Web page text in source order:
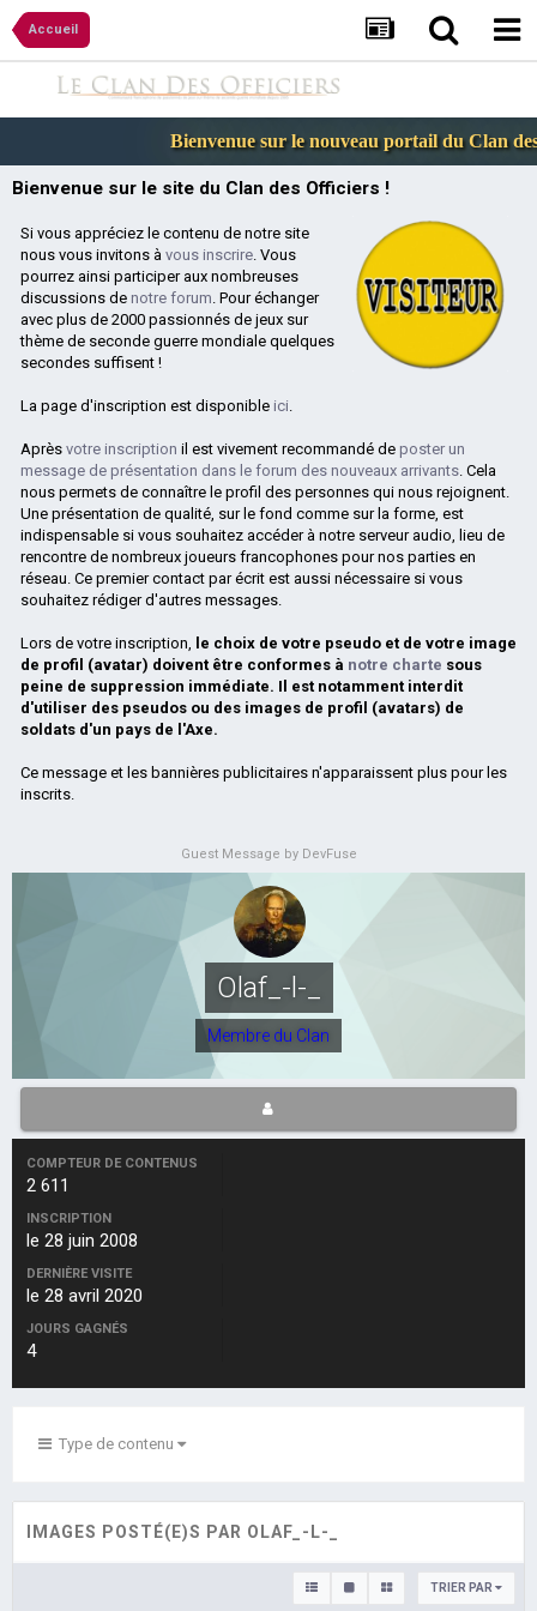
Accueil
Bienvenue sur le nouveau portail du Clan des
Bienvenue sur le site du Clan des Officiers !
Si vous appréciez le contenu de notre site
nous vous invitons à vous inscrire. Vous
pourrez ainsi participer aux nombreuses
discussions de notre forum. Pour échanger
avec plus de 2000 passionnés de jeux sur
thème de seconde guerre mondiale quelques
secondes suffisent !
La page d'inscription est disponible ici.
Après votre inscription il est vivement recommandé de poster un
message de présentation dans le forum des nouveaux arrivants. Cela
nous permets de connaître le profil des personnes qui nous rejoignent.
Une présentation de qualité, sur le fond comme sur la forme, est
indispensable si vous souhaitez accéder à notre serveur audio, lieu de
rencontre de nombreux joueurs francophones pour nos parties en
réseau. Ce premier contact par écrit est aussi nécessaire si vous
souhaitez rédiger d'autres messages.
Lors de votre inscription, le choix de votre pseudo et de votre image
de profil (avatar) doivent être conformes à notre charte sous
peine de suppression immédiate. Il est notamment interdit
d'utiliser des pseudos ou des images de profil (avatars) de
soldats d'un pays de l'Axe.
Ce message et les bannières publicitaires n'apparaissent plus pour les
inscrits.
Guest Message by DevFuse
Olaf_-l-_
Membre du Clan
COMPTEUR DE CONTENUS
2 611
INSCRIPTION
le 28 juin 2008
DERNIÈRE VISITE
le 28 avril 2020
JOURS GAGNÉS
4
Type de contenu
IMAGES POSTÉ(E)S PAR OLAF_-L-_
TRIER PAR